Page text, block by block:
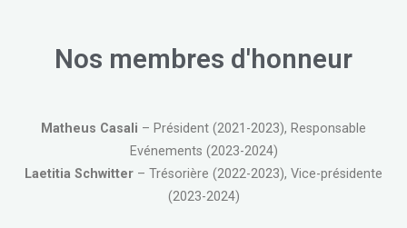
Nos membres d'honneur
Matheus Casali – Président (2021-2023), Responsable
Evénements (2023-2024)
Laetitia Schwitter – Trésorière (2022-2023), Vice-présidente
(2023-2024)